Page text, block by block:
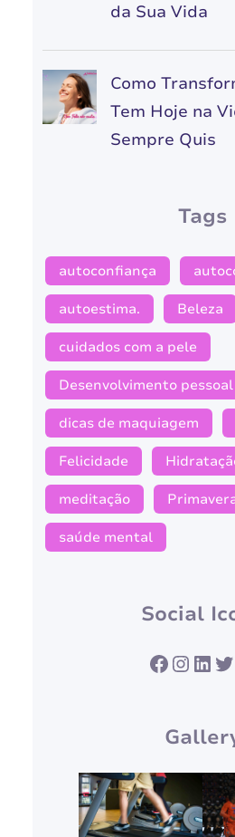
da Sua Vida
Como
Tem Hoje na
Sempre Quis
Tags
autoconfiança
autoestima. Beleza
cuidados com a pele
Desenvolvimento pessoal
dicas de maquiagem
Felicidade
meditação
saúde mental
Social
Facebook InstagramLinkedIn Twitter